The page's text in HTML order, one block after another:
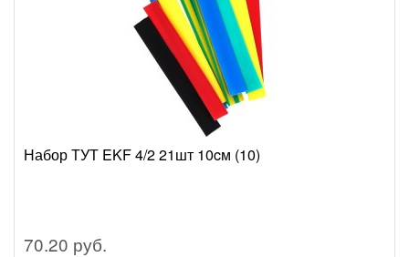
Набор ТУТ EKF 4/2 21шт 10cм (10)
70.20 руб.